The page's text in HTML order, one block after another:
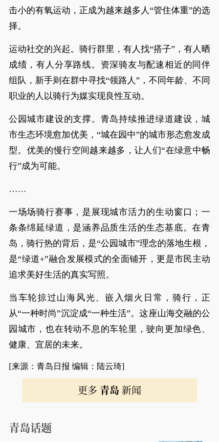
击小的有氧运动，正成为越来越多人“管住体重”的选
择。
运动社交的兴起。骑行群里，有人找“搭子”，有人晒
成绩，有人分享路线。资深骑友与配速相近的同伴
组队，新手则在群中寻找“领路人”，不同年龄、不同
职业的人以骑行为媒实现良性互动。
公园城市建设的支撑。青岛持续推进绿道建设，城
市生态环境愈加优美，“城在园中”的城市形态愈发成
型。优美的慢行空间越来越多，让人们“在绿意中畅
行”成为可能。
……
一场场骑行赛事，是展现城市活力的生动窗口；一
条条绵延绿道，是涵养品质生活的生态基底。在青
岛，骑行热的背后，是“公园城市”理念的落地生根，
是“绿道+”融合发展模式的全面铺开，更是市民主动
追求美好生活的真实写照。
当车轮掠过山海风光、嵌入烟火日常，骑行，正
从“一种时尚”沉淀成“一种生活”。这座山海交融的公
园城市，也在转动不息的车轮里，驶向更加绿色、
健康、宜居的未来。
[来源：青岛日报 编辑：陆云琦]
更多 青岛 新闻
青岛话题